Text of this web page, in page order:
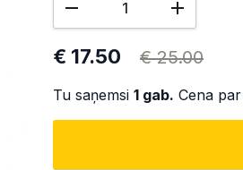
€ 17.50 € 25.00
Tu saņemsi 1 gab. Cena